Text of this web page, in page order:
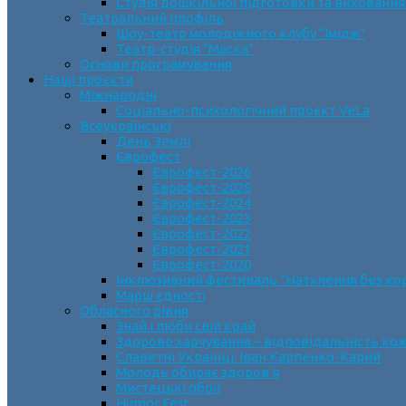
Театральний профіль
Шоу-театр молодіжного клубу “Імідж”
Театр-студія “Маска”
Основи програмування
Наші проєкти
Міжнародні
Соціально-психологічний проєкт VeLa
Всеукраїнські
День Землі
Єврофест
Єврофест-2026
Єврофест-2025
Єврофест-2024
Єврофест-2023
Єврофест-2022
Єврофест-2021
Єврофест-2020
Інклюзивний фестиваль “Натхнення без
Марш єдності
Обласного рівня
Знай і люби свій край
Здорове харчування – відповідальність
Славетні Українці. Іван Карпенко-Карий
Молодь обирає здоров’я
Мистецькі обрії
Humor Fest